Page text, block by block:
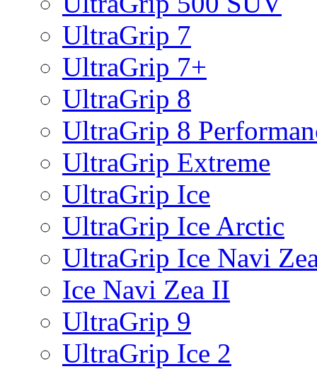
UltraGrip 7
UltraGrip 7+
UltraGrip 8
UltraGrip 8
UltraGrip Extreme
UltraGrip Ice
UltraGrip Ice Arctic
UltraGrip Ice Navi
Ice Navi Zea II
UltraGrip 9
UltraGrip Ice 2